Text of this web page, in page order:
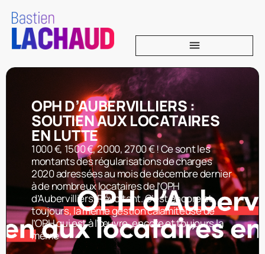
OPH D’AUBERVILLIERS :
SOUTIEN AUX LOCATAIRES
EN LUTTE
1000 €, 1500 €, 2000, 2700 € ! Ce sont les
montants des régularisations de charges
2020 adressées au mois de décembre dernier
à de nombreux locataires de l’OPH
d’Aubervilliers. Révoltant. C’est encore et
toujours, la même gestion calamiteuse de
l’OPH qui est à l’œuvre, encore et toujours la
même